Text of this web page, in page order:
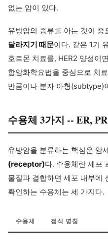
없는 암이 있다.
유방암의 종류를 아는 것이 중
달라지기 때문이다. 같은 1기
호르몬 치료를, HER2 양성이
항암화학요법을 중심으로 치
만큼이나 분자 아형(subtype)
수용체 3가지 -- ER,
유방암을 분류하는 핵심은 암
(receptor)다. 수용체란 세포
물질과 결합하면 세포 내부에
확인하는 수용체는 세 가지다.
수용체 정식 명칭